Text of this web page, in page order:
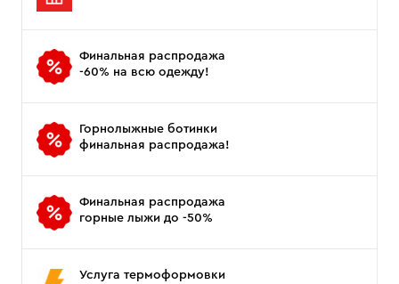
Финальная распродажа
-60% на всю одежду!
Горнолыжные ботинки
финальная распродажа!
Финальная распродажа
горные лыжи до -50%
Услуга термоформовки